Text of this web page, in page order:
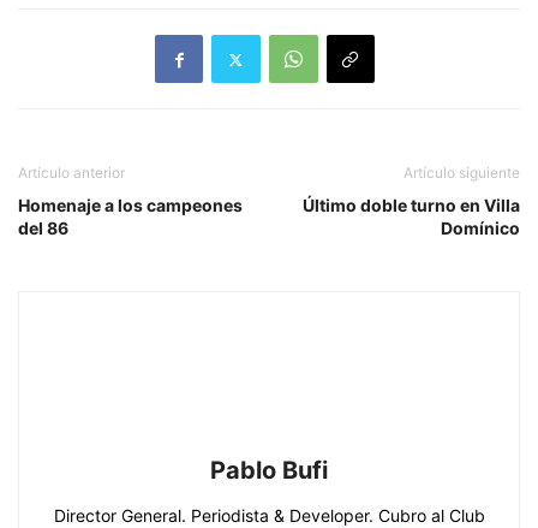
Artículo anterior
Homenaje a los campeones
del 86
Artículo siguiente
Último doble turno en Villa
Domínico
Pablo Bufi
Director General. Periodista & Developer. Cubro al Club